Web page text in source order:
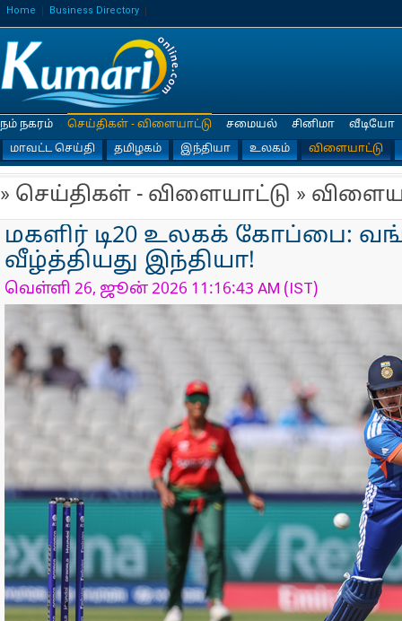
Home Business Directory
நம் நகரம்
செய்திகள் - விளையாட்டு
மாவட்ட செய்தி
தமிழகம் இந்தியா உலகம் விளையாட்டு
சமையல் சினிமா வீடியோ
» செய்திகள் - விளையாட்டு »
மகளிர் டி20 உலகக் கோப்பை:
வீழ்த்தியது இந்தியா!
வெள்ளி 26, ஜூன் 2026 11:16:43 AM (IST)